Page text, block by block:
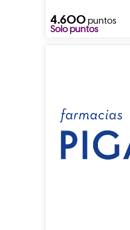
4.600puntos
Solo puntos